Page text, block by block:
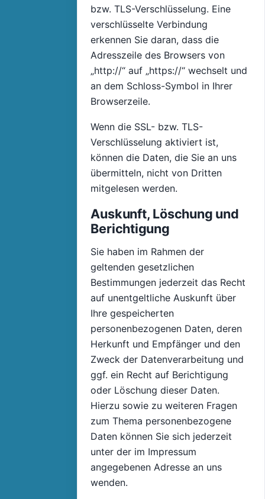
bzw. TLS-Verschlüsselung. Eine
verschlüsselte Verbindung
erkennen Sie daran, dass die
Adresszeile des Browsers von
„http://“ auf „https://“ wechselt und
an dem Schloss-Symbol in Ihrer
Browserzeile.
Wenn die SSL- bzw. TLS-
Verschlüsselung aktiviert ist,
können die Daten, die Sie an uns
übermitteln, nicht von Dritten
mitgelesen werden.
Auskunft, Löschung und
Berichtigung
Sie haben im Rahmen der
geltenden gesetzlichen
Bestimmungen jederzeit das Recht
auf unentgeltliche Auskunft über
Ihre gespeicherten
personenbezogenen Daten, deren
Herkunft und Empfänger und den
Zweck der Datenverarbeitung und
ggf. ein Recht auf Berichtigung
oder Löschung dieser Daten.
Hierzu sowie zu weiteren Fragen
zum Thema personenbezogene
Daten können Sie sich jederzeit
unter der im Impressum
angegebenen Adresse an uns
wenden.